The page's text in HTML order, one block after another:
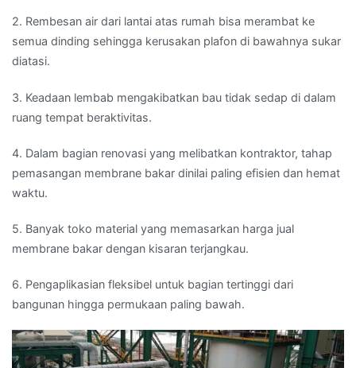
2. Rembesan air dari lantai atas rumah bisa merambat ke
semua dinding sehingga kerusakan plafon di bawahnya sukar
diatasi.
3. Keadaan lembab mengakibatkan bau tidak sedap di dalam
ruang tempat beraktivitas.
4. Dalam bagian renovasi yang melibatkan kontraktor, tahap
pemasangan membrane bakar dinilai paling efisien dan hemat
waktu.
5. Banyak toko material yang memasarkan harga jual
membrane bakar dengan kisaran terjangkau.
6. Pengaplikasian fleksibel untuk bagian tertinggi dari
bangunan hingga permukaan paling bawah.